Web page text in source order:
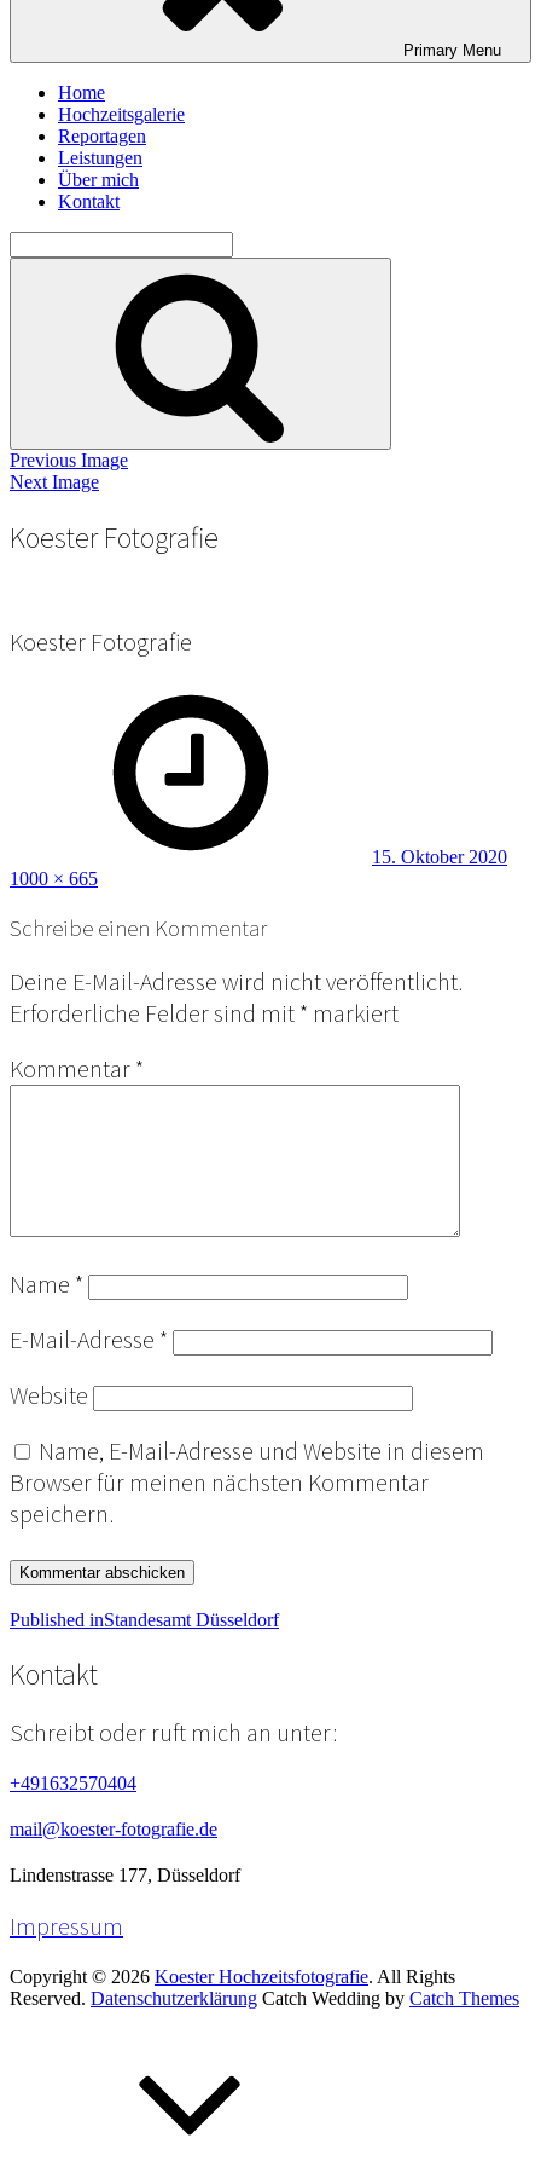
Primary Menu
Home
Hochzeitsgalerie
Reportagen
Leistungen
Über mich
Kontakt
for:
Previous Image
Next Image
Koester Fotografie
Koester Fotografie
15. Oktober 2020
1000 × 665
Schreibe einen Kommentar
Deine E-Mail-Adresse wird nicht veröffentlicht.
Erforderliche Felder sind mit* markiert
Kommentar*
Name *
E-Mail-Adresse *
Website
Name, E-Mail-Adresse und Website in diesem
Browser für meinen nächsten Kommentar
speichern.
Beitragsnavigation
Published inStandesamt Düsseldorf
Kontakt
Schreibt oder ruft mich an unter:
+491632570404
mail@koester-fotografie.de
Lindenstrasse 177, Düsseldorf
Impressum
Copyright © 2026 Koester Hochzeitsfotografie. All Rights
Reserved. Datenschutzerklärung Catch Wedding by Catch Themes